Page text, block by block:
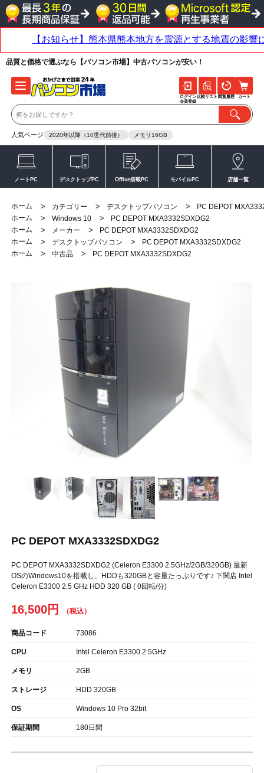
品質と価格で選ぶなら【パソコン市場】中古パソコンが安い！
人気ページ 2020年以降（10世代前後） メモリ16GB
ログイン
会員登録
比較リスト 閲覧履歴 カート
ノートPC デスクトップPC Office搭載PC モバイルPC 店舗一覧
ホーム > カテゴリー > デスクトップパソコン >
PC DEPOT
ホーム
> Windows 10 >
PC DEPOT MXA3332SDXDG2
ホーム
> メーカー >
PC DEPOT MXA3332SDXDG2
ホーム
> デスクトップパソコン >
PC DEPOT MXA3332SDXDG2
ホーム
> 中古品 > PC DEPOT MXA3332SDXDG2
PC DEPOT MXA3332SDXDG2
PC DEPOT MXA3332SDXDG2 (Celeron E3300 2.5GHz/2GB/320GB) 最新
OSのWindows10を搭載し、HDDも320GBと容量たっぷりです♪ 下関店 Intel
Celeron E3300 2.5 GHz HDD 320 GB ( 0回転/分)
16,500円
商品コード 73086
CPU Intel Celeron E3300 2.5GHz
メモリ 2GB
ストレージ HDD 320GB
OS Windows 10 Pro 32bit
保証期間 180日間